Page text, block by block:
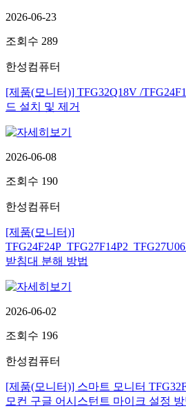
2026-06-23
조회수 289
한성컴퓨터
[제품(모니터)] TFG32Q18V /
드 설치 및 제거
2026-06-08
조회수 190
한성컴퓨터
[제품(모니터)]
받침대 분해 방법
2026-06-02
조회수 196
한성컴퓨터
[제품(모니터)] 스마트 모니터
모컨 구글 어시스턴트 마이크 설정 방